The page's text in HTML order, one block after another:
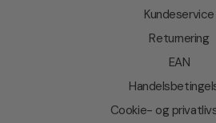
Kundeservice
Returnering
EAN
Cookie- og